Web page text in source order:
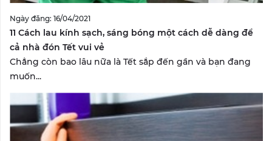
Ngày đăng: 16/04/2021
11 Cách lau kính sạch, sáng bóng một cách dễ dàng để
cả nhà đón Tết vui vẻ
Chẳng còn bao lâu nữa là Tết sắp đến gần và bạn đang
muốn...